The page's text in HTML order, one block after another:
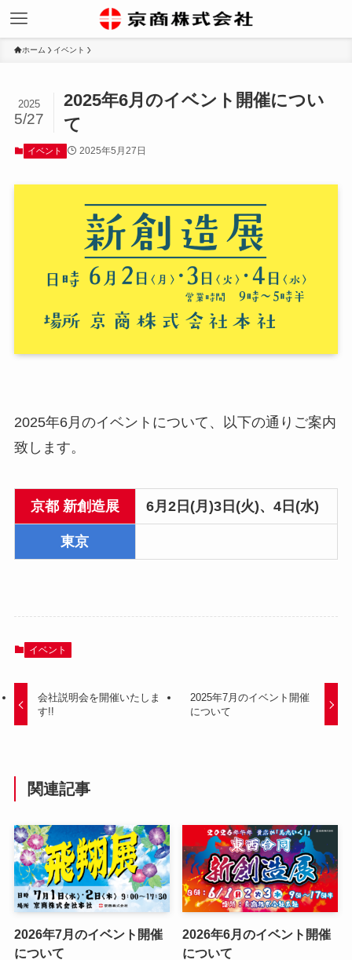
ホーム イベント
2025年6月のイベント開催につい
て
2025
5/27
イベント 2025年5月27日
2025年6月のイベントについて、以下の通りご案内
致します。
京都 新創造展 6月2日(月)3日(火)、4日(水)
東京
イベント
会社説明会を開催いたしま
す!!
2025年7月のイベント開催
について
関連記事
2026年7月のイベント開催
について
2026年6月のイベント開催
について